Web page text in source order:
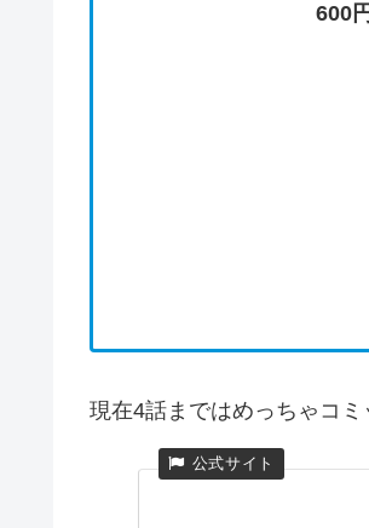
600
現在4話まではめっちゃコミ